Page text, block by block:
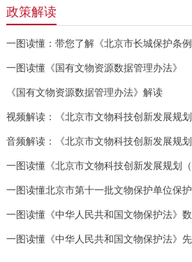
政策解读
一图读懂：带您了解《北京市长城保护条例
一图读懂《国有文物资源数据管理办法》
《国有文物资源数据管理办法》解读
视频解读：《北京市文物科技创新发展规划
音频解读：《北京市文物科技创新发展规划
一图读懂《北京市文物科技创新发展规划（
一图读懂北京市第十一批文物保护单位保
一图读懂《中华人民共和国文物保护法》
一图读懂《中华人民共和国文物保护法》